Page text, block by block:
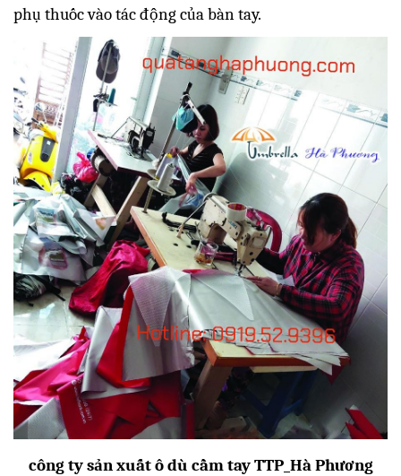
phụ thuốc vào tác động của bàn tay.
công ty sản xuất ô dù cầm tay TTP_Hà Phương